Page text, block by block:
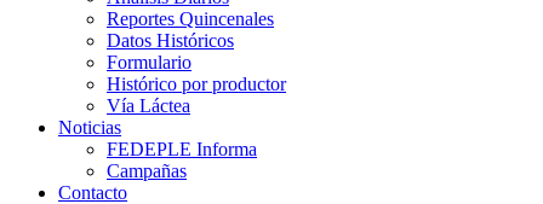
Reportes Quincenales
Datos Históricos
Formulario
Histórico por productor
Vía Láctea
Noticias
FEDEPLE Informa
Campañas
Contacto